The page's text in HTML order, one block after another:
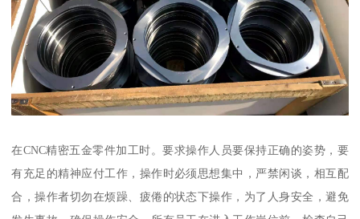
在CNC精密五金零件加工时。要求操作人员要保持正确的姿势，要
有充足的精神应付工作，操作时必须思想集中，严禁闲谈，相互配
合，操作者切勿在烦躁、疲倦的状态下操作，为了人身安全，避免